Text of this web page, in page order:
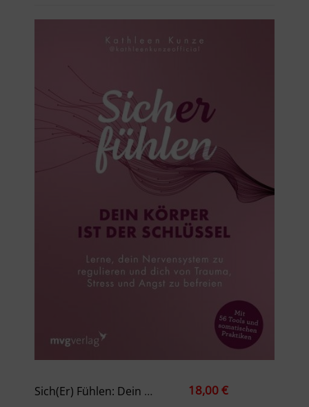
Sich(er) Fühlen: Dein Körper Ist Der Schlüssel 18,00 €